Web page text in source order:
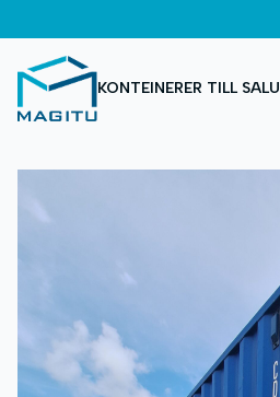
KONTEINERER TILL SALU